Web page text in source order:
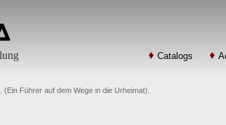
Catalogs
Führer auf dem Wege in die Urheimat).